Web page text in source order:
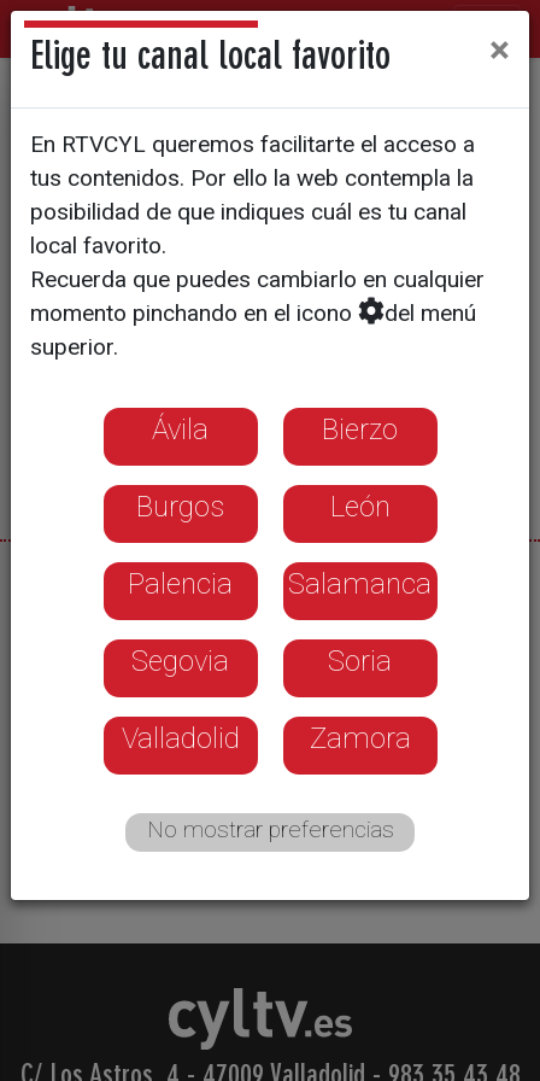
Gullón sigue creciendo
05/05/2025
Gullón continúa con su plan de expansión
batiendo récords de crecimiento. Ahora mismo
cuenta con 2.200 empleados, la cifra más alta
desde que se puso en marcha la galletera.
Además, la previsión es contratar a más
trabajadores y poner en marcha nuevas líneas de
producción. Esto es posible, en parte, gracias a
su política de reinvertir los beneficios.
Elige tu canal local favorito ×
En RTVCYL queremos facilitarte el acceso a
tus contenidos. Por ello la web contempla la
posibilidad de que indiques cuál es tu canal
local favorito.
Recuerda que puedes cambiarlo en cualquier
momento pinchando en el icono
del menú
superior.
Ávila Bierzo
Burgos León
Palencia Salamanca
Segovia Soria
Valladolid Zamora
No mostrar preferencias